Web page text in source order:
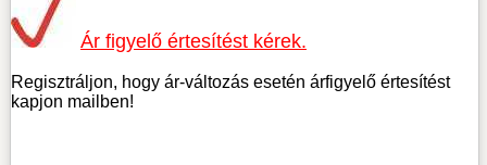
Ár figyelő értesítést kérek.
Regisztráljon, hogy ár-változás esetén árfigyelő értesítést
kapjon mailben!